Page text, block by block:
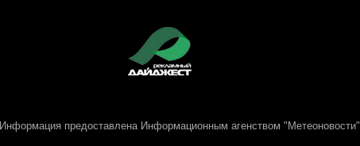
Информация предоставлена Информационным агенством "Метеоновости"